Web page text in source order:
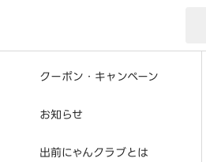
クーポン・キャンペーン
お知らせ
出前にゃんクラブとは